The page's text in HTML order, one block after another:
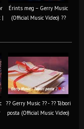
|
Érints meg – Gerry Music
(Official Music Video) ??
?? Gerry Music ?? - ?? Tábori
posta (Official Music Video)